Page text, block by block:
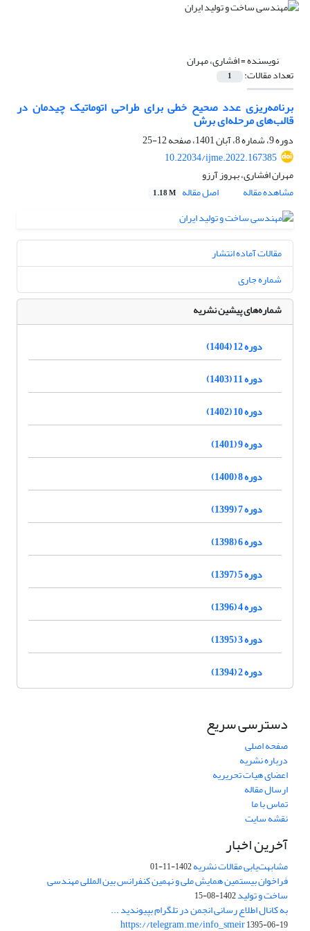
نویسنده =افشاری، مهران
تعداد مقالات: 1
برنامه‌ریزی عدد صحیح خطی برای طراحی اتوماتیک چیدمان در
قالب‌های مرحله‌ای برش
دوره 9، شماره 8، آبان 1401، صفحه
12-25
10.22034/ijme.2022.167385
مهران افشاری، بهروز آرزو
مشاهده مقاله
اصل مقاله 1.18 M
مقالات آماده انتشار
شماره جاری
شماره‌های پیشین نشریه
دوره 12 (1404)
دوره 11 (1403)
دوره 10 (1402)
دوره 9 (1401)
دوره 8 (1400)
دوره 7 (1399)
دوره 6 (1398)
دوره 5 (1397)
دوره 4 (1396)
دوره 3 (1395)
دوره 2 (1394)
دسترسی سریع
صفحه اصلی
درباره نشریه
اعضای هیات تحریریه
ارسال مقاله
تماس با ما
نقشه سایت
آخرین اخبار
مشابهت‌یابی مقالات نشریه1402-11-01
فراخوان بیستمین همایش ملی و نهمین کنفرانس بین المللی مهندسی
ساخت و تولید1402-08-15
به کانال اطلاع رسانی انجمن در تلگرام بپیوندید ...
https://telegram.me/info_smeir1395-06-19